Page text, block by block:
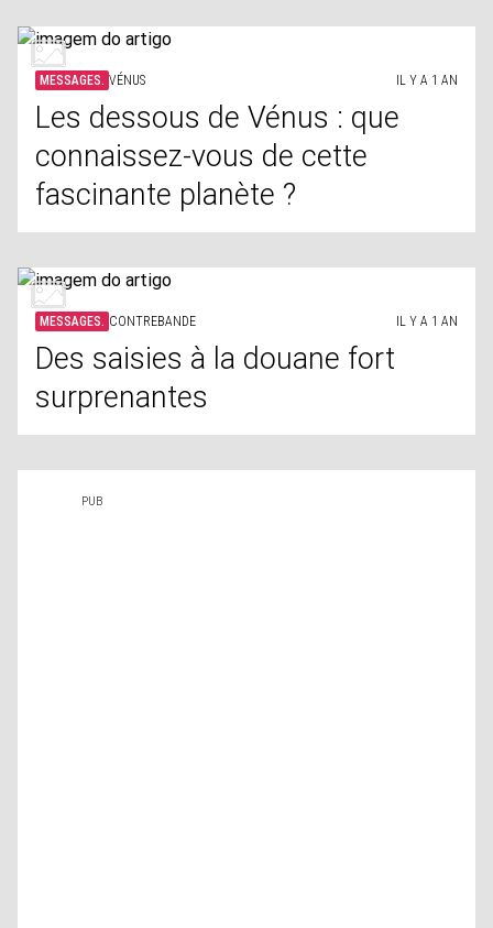
MESSAGES. VÉNUS IL Y A 1 AN
Les dessous de Vénus : que
connaissez-vous de cette
fascinante planète ?
MESSAGES. CONTREBANDE IL Y A 1 AN
Des saisies à la douane fort
surprenantes